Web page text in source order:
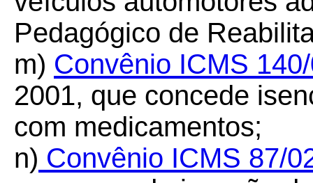
Pedagógico de
m) Convênio ICMS
2001, que concede
com medicamentos;
n) Convênio ICMS 87/